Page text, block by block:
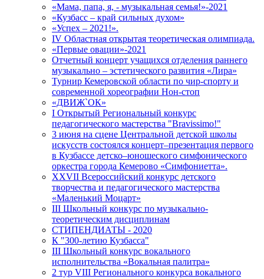
«Мама, папа, я, - музыкальная семья!»-2021
«Кузбасс – край сильных духом»
«Успех – 2021!».
IV Областная открытая теоретическая олимпиада.
«Первые овации»-2021
Отчетный концерт учащихся отделения раннего
музыкально – эстетического развития «Лира»
Турнир Кемеровской области по чир-спорту и
современной хореографии Нон-стоп
«ДВИЖ`ОК»
I Открытый Региональный конкурс
педагогического мастерства "Bravissimo!"
3 июня на сцене Центральной детской школы
искусств состоялся концерт–презентация первого
в Кузбассе детско–юношеского симфонического
оркестра города Кемерово «Симфониетта».
XXVII Всероссийский конкурс детского
творчества и педагогического мастерства
«Маленький Моцарт»
III Школьный конкурс по музыкально-
теоретическим дисциплинам
СТИПЕНДИАТЫ - 2020
К "300-летию Кузбасса"
III Школьный конкурс вокального
исполнительства «Вокальная палитра»
2 тур VIII Регионального конкурса вокального